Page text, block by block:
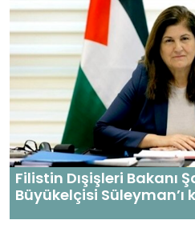
Filistin Dışişleri Bakanı
Büyükelçisi Süleyman’ı